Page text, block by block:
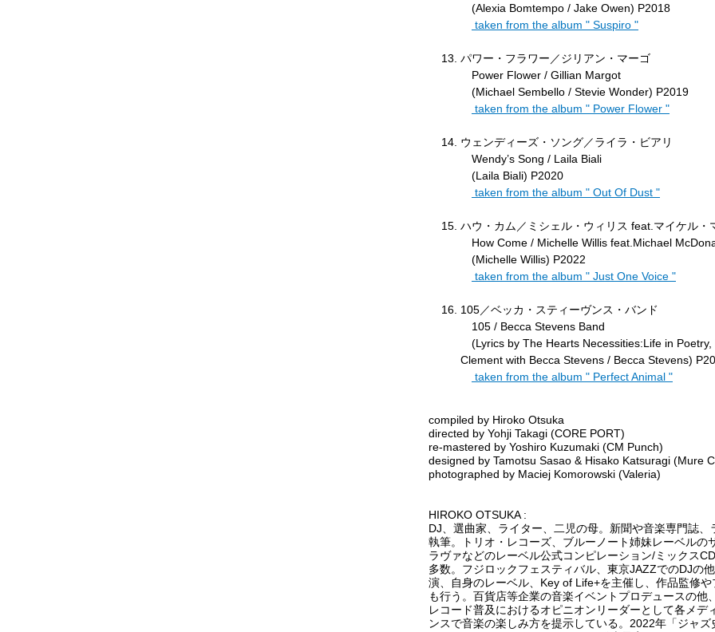
(Alexia Bomtempo / Jake Owen) P2018
taken from the album " Suspiro "
パワー・フラワー／ジリアン・マーゴ
Power Flower / Gillian Margot
(Michael Sembello / Stevie Wonder) P2019
taken from the album " Power Flower "
ウェンディーズ・ソング／ライラ・ビアリ
Wendy’s Song / Laila Biali
(Laila Biali) P2020
taken from the album " Out Of Dust "
ハウ・カム／ミシェル・ウィリス feat.マイケル・
How Come / Michelle Willis feat.Michael
(Michelle Willis) P2022
taken from the album " Just One Voice "
105／ベッカ・スティーヴンス・バンド
105 / Becca Stevens Band
(Lyrics by The Hearts Necessities:Life in Poetry,
Clement with Becca Stevens / Becca Stevens)
taken from the album " Perfect Animal "
compiled by Hiroko Otsuka
directed by Yohji Takagi (CORE PORT)
re-mastered by Yoshiro Kuzumaki (CM Punch)
designed by Tamotsu Sasao & Hisako Katsuragi (Mure
photographed by Maciej Komorowski (Valeria)
HIROKO OTSUKA :
DJ、選曲家、ライター、二児の母。新聞や音楽専門誌、
執筆。トリオ・レコーズ、ブルーノート姉妹レーベルの
ラヴァなどのレーベル公式コンピレーション/ミックス
多数。フジロックフェスティバル、東京JAZZでのDJの
演、自身のレーベル、Key of Life+を主催し、作品監修
も行う。百貨店等企業の音楽イベントプロデュースの他
レコード普及におけるオピニオンリーダーとして各メデ
ンスで音楽の楽しみ方を提示している。2022年「ジャ